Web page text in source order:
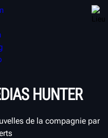
HUNTER
de la compagnie par